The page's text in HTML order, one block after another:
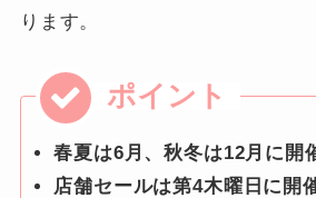
ります。
春夏は6月、秋冬は12月に開
店舗セールは第4木曜日に開